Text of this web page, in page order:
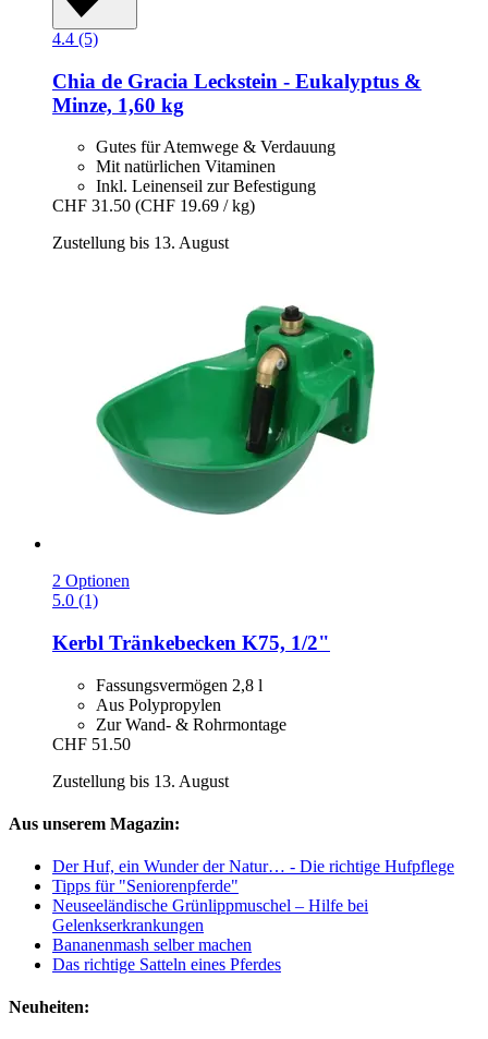
4.4 (5)
Chia de Gracia Leckstein -​ Eukalyptus &
Minze, 1,60 kg
Gutes für Atemwege & Verdauung
Mit natürlichen Vitaminen
Inkl. Leinenseil zur Befestigung
CHF 31.50 (CHF 19.69 / kg)
Zustellung bis 13. August
2 Optionen
5.0 (1)
Kerbl Tränkebecken K75, 1/2"
Fassungsvermögen 2,8 l
Aus Polypropylen
Zur Wand- & Rohrmontage
CHF 51.50
Zustellung bis 13. August
Aus unserem Magazin:
Der Huf, ein Wunder der Natur… - Die richtige Hufpflege
Tipps für "Seniorenpferde"
Neuseeländische Grünlippmuschel – Hilfe bei
Gelenkserkrankungen
Bananenmash selber machen
Das richtige Satteln eines Pferdes
Neuheiten: